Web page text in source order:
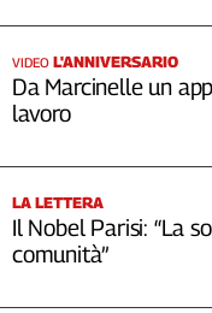
VIDEO L'ANNIVERSARIO
Da Marcinelle un
lavoro
LA LETTERA
Il Nobel Parisi: “La
comunità”